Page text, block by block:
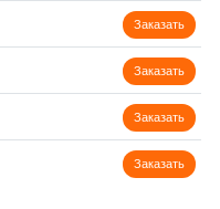
Заказать
Заказать
Заказать
Заказать